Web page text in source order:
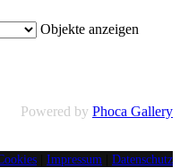
Objekte anzeigen
Powered by Phoca Gallery
Impressum Datenschutz